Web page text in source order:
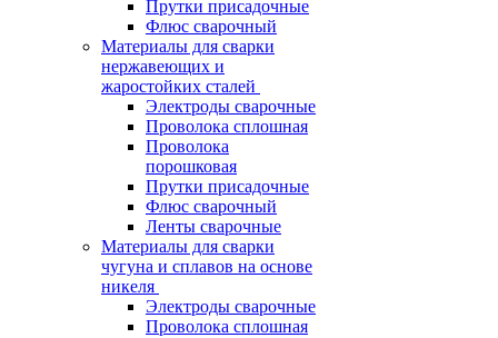
Прутки присадочные
Флюс сварочный
Материалы для сварки
нержавеющих и
жаростойких сталей
Электроды сварочные
Проволока сплошная
Проволока
порошковая
Прутки присадочные
Флюс сварочный
Ленты сварочные
Материалы для сварки
чугуна и сплавов на основе
никеля
Электроды сварочные
Проволока сплошная